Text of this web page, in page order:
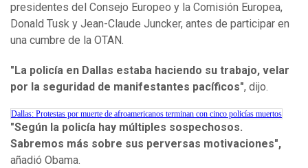
presidentes del Consejo Europeo y la Comisión Europea,
Donald Tusk y Jean-Claude Juncker, antes de participar en
una cumbre de la OTAN.
"La policía en Dallas estaba haciendo su trabajo, velar
por la seguridad de manifestantes pacíficos", dijo.
Dallas: Protestas por muerte de afroamericanos terminan con cinco policías muertos
"Según la policía hay múltiples sospechosos.
Sabremos más sobre sus perversas motivaciones",
añadió Obama.